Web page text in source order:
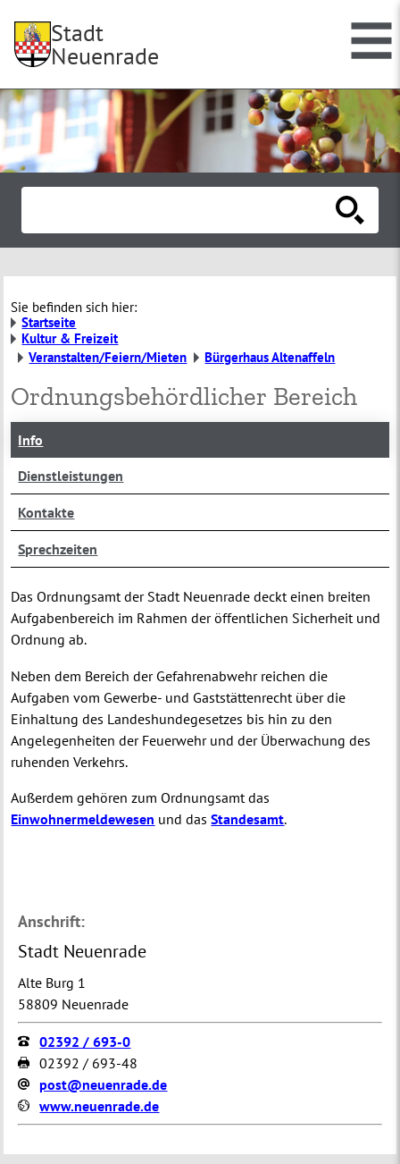
Stadt
Neuenrade
Sie befinden sich hier:
Startseite
Kultur & Freizeit
Veranstalten/Feiern/Mieten
Bürgerhaus Altenaffeln
Ordnungsbehördlicher Bereich
Info
Dienstleistungen
Kontakte
Sprechzeiten
Das Ordnungsamt der Stadt Neuenrade deckt einen breiten
Aufgabenbereich im Rahmen der öffentlichen Sicherheit und
Ordnung ab.
Neben dem Bereich der Gefahrenabwehr reichen die
Aufgaben vom Gewerbe- und Gaststättenrecht über die
Einhaltung des Landeshundegesetzes bis hin zu den
Angelegenheiten der Feuerwehr und der Überwachung des
ruhenden Verkehrs.
Außerdem gehören zum Ordnungsamt das
Einwohnermeldewesen und dasStandesamt.
Anschrift:
Stadt Neuenrade
Alte Burg 1
58809 Neuenrade
02392 / 693-0
02392 / 693-48
post@neuenrade.de
www.neuenrade.de